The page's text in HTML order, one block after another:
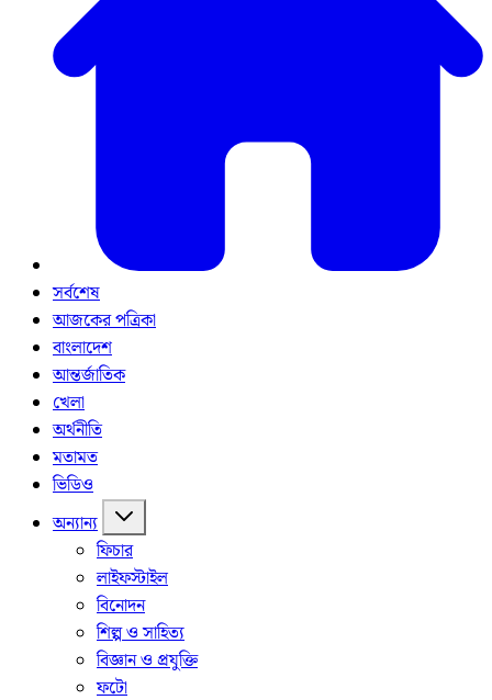
সর্বশেষ
আজকের পত্রিকা
বাংলাদেশ
আন্তর্জাতিক
খেলা
অর্থনীতি
মতামত
ভিডিও
অন্যান্য
ফিচার
লাইফস্টাইল
বিনোদন
শিল্প ও সাহিত্য
বিজ্ঞান ও প্রযুক্তি
ফটো